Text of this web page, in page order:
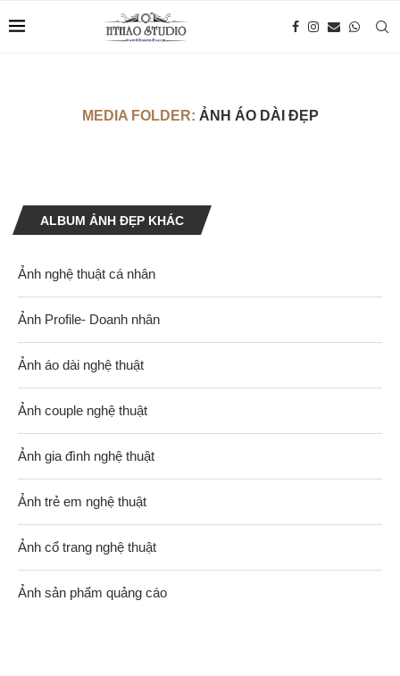
MEDIA FOLDER: ẢNH ÁO DÀI ĐẸP
ALBUM ẢNH ĐẸP KHÁC
Ảnh nghệ thuật cá nhân
Ảnh Profile- Doanh nhân
Ảnh áo dài nghệ thuật
Ảnh couple nghệ thuật
Ảnh gia đình nghệ thuật
Ảnh trẻ em nghệ thuật
Ảnh cổ trang nghệ thuật
Ảnh sản phẩm quảng cáo